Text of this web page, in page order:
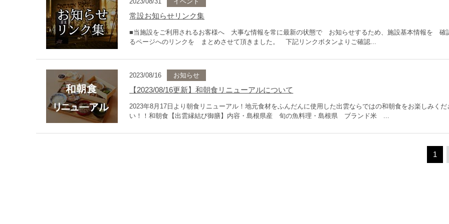
常設お知らせリンク集
■当施設をご利用されるお客様へ 大事な情報を常に最新の状態で お知らせするため、施設基本情報を 確
るページへのリンクを まとめさせて頂きました。 下記リンクボタンよりご確認...
2023/08/16 お知らせ
【2023/08/16更新】和朝食リニューアルについて
2023年8月17日より朝食リニューアル！地元食材をふんだんに使用した出雲ならではの和朝食をお楽しみくだ
い！！和朝食【出雲縁結び御膳】内容・島根県産 旬の魚料理・島根県 ブランド米 ...
1